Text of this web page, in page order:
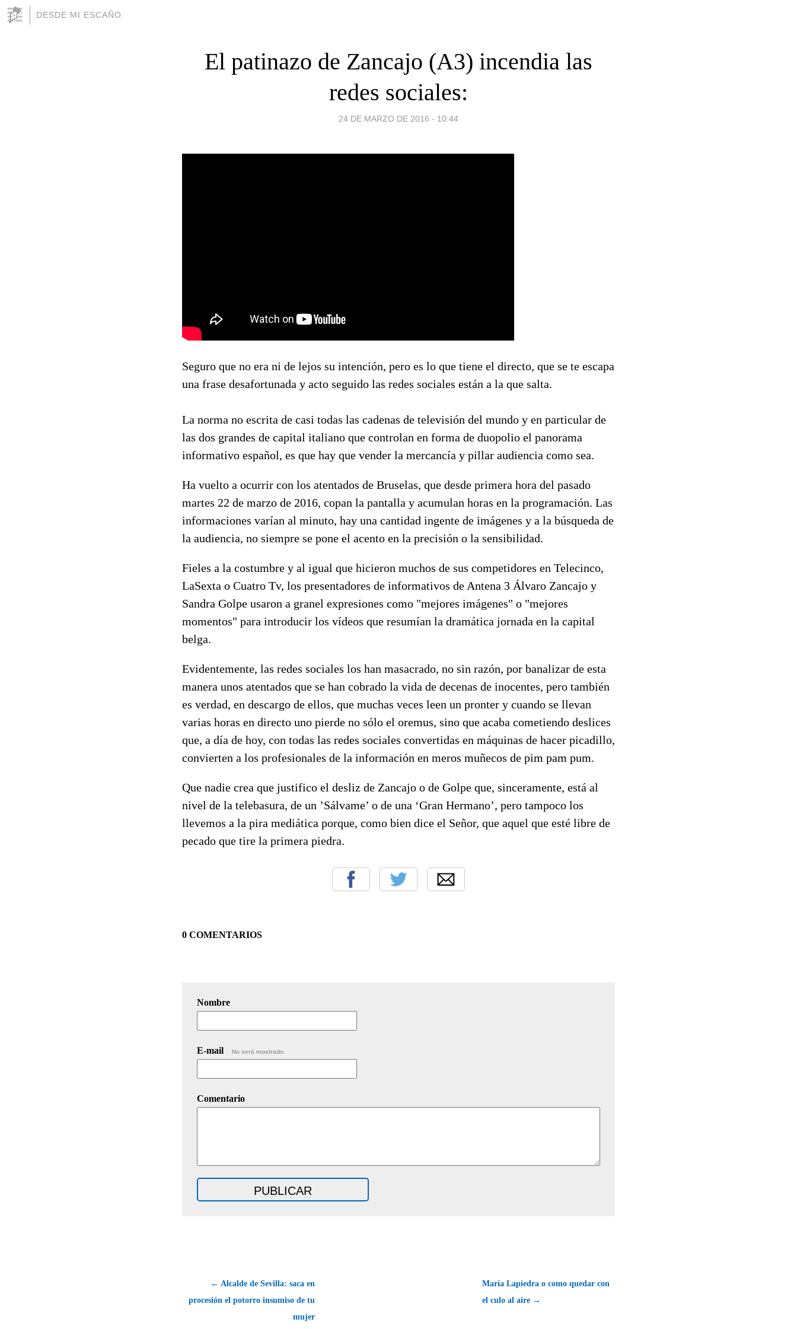
DESDE MI ESCAÑO
El patinazo de Zancajo (A3) incendia las
redes sociales:
24 DE MARZO DE 2016 - 10:44
Seguro que no era ni de lejos su intención, pero es lo que tiene el directo, que se te escapa
una frase desafortunada y acto seguido las redes sociales están a la que salta.
La norma no escrita de casi todas las cadenas de televisión del mundo y en particular de
las dos grandes de capital italiano que controlan en forma de duopolio el panorama
informativo español, es que hay que vender la mercancía y pillar audiencia como sea.
Ha vuelto a ocurrir con los atentados de Bruselas, que desde primera hora del pasado
martes 22 de marzo de 2016, copan la pantalla y acumulan horas en la programación. Las
informaciones varían al minuto, hay una cantidad ingente de imágenes y a la búsqueda de
la audiencia, no siempre se pone el acento en la precisión o la sensibilidad.
Fieles a la costumbre y al igual que hicieron muchos de sus competidores en Telecinco,
LaSexta o Cuatro Tv, los presentadores de informativos de Antena 3 Álvaro Zancajo y
Sandra Golpe usaron a granel expresiones como "mejores imágenes" o "mejores
momentos" para introducir los vídeos que resumían la dramática jornada en la capital
belga.
Evidentemente, las redes sociales los han masacrado, no sin razón, por banalizar de esta
manera unos atentados que se han cobrado la vida de decenas de inocentes, pero también
es verdad, en descargo de ellos, que muchas veces leen un pronter y cuando se llevan
varias horas en directo uno pierde no sólo el oremus, sino que acaba cometiendo deslices
que, a día de hoy, con todas las redes sociales convertidas en máquinas de hacer picadillo,
convierten a los profesionales de la información en meros muñecos de pim pam pum.
Que nadie crea que justifico el desliz de Zancajo o de Golpe que, sinceramente, está al
nivel de la telebasura, de un ’Sálvame’ o de una ‘Gran Hermano’, pero tampoco los
llevemos a la pira mediática porque, como bien dice el Señor, que aquel que esté libre de
pecado que tire la primera piedra.
0 COMENTARIOS
Nombre
E-mail No será mostrado.
Comentario
← Alcalde de Sevilla: saca en
procesión el potorro insumiso de tu
mujer
María Lapiedra o como quedar con
el culo al aire →